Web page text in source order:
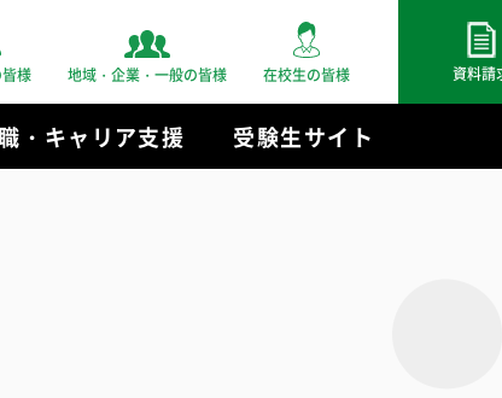
様 地域・企業・一般の皆様 在校生の皆様 資料請
・キャリア支援 受験生サイト